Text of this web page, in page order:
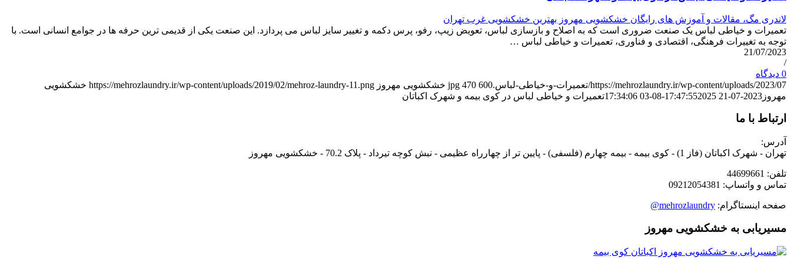
لاندری مگ، مقالات و آموزش های رایگان خشکشویی مهروز بهترین خشکشویی غرب تهران
تعمیرات و خیاطی لباس یک صنعت ضروری است که به اصلاح و بازسازی لباس، تعویض زیپ، رفو، پرس دکمه و تغییر سایز لباس می پردازد. این صنعت یکی از قدیمی ترین حرفه ها در جوامع انسانی است. با
توجه به تغییرات فرهنگی، اقتصادی و فناوری، تعمیرات و خیاطی لباس …
21/07/2023
/
0 دیدگاه
https://mehrozlaundry.ir/wp-content/uploads/2023/07/تعمیرات-و-خیاطی-لباس.jpg
470 600 خشکشویی مهروز https://mehrozlaundry.ir/wp-content/uploads/2019/02/mehroz-laundry-11.png خشکشویی
مهروز 2023-07-21 17:47:55
2025-08-03 17:34:06 تعمیرات و خیاطی لباس در کوی بیمه و شهرک اکباتان
ارتباط با ما
آدرس:
تهران - شهرک اکباتان (فاز 1) - کوی بیمه - بیمه چهارم (فلسفی) - پایین تر از چهارراه عظیمی - نبش کوچه تیرداد - پلاک 70.2 - خشکشویی مهروز
تلفن: 44699661
تماس و واتساپ: 09212054381
صفحه اینستاگرام: mehrozlaundry@
مسیریابی به خشکشویی مهروز